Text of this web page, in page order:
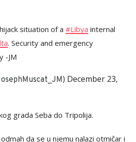
situation of a #Libya internal
. Security and emergency
-JM
December 23,
grada Seba do Tripolija.
da se u njemu nalazi otmičar i